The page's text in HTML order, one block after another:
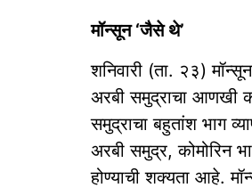
मॉन्सून ‘जैसे थे’
शनिवारी (ता. २३)
अरबी समुद्राचा आणखी
समुद्राचा बहुतांश भाग
अरबी समुद्र, कोमोरिन
होण्याची शक्यता आहे.